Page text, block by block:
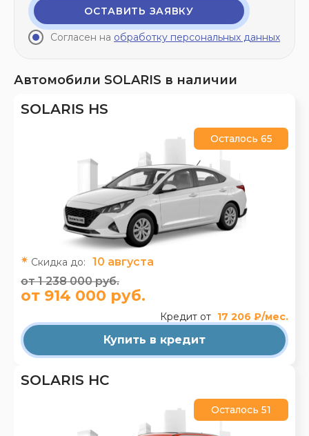
ОСТАВИТЬ ЗАЯВКУ
Согласен на обработку персональных данных
Автомобили SOLARIS в наличии
SOLARIS HS
Осталось 65
Скидка до:
10 августа
от 1 238 000 руб.
от 914 000 руб.
Кредит от 17 206 ₽/мес.
Купить в кредит
SOLARIS HC
Осталось 51